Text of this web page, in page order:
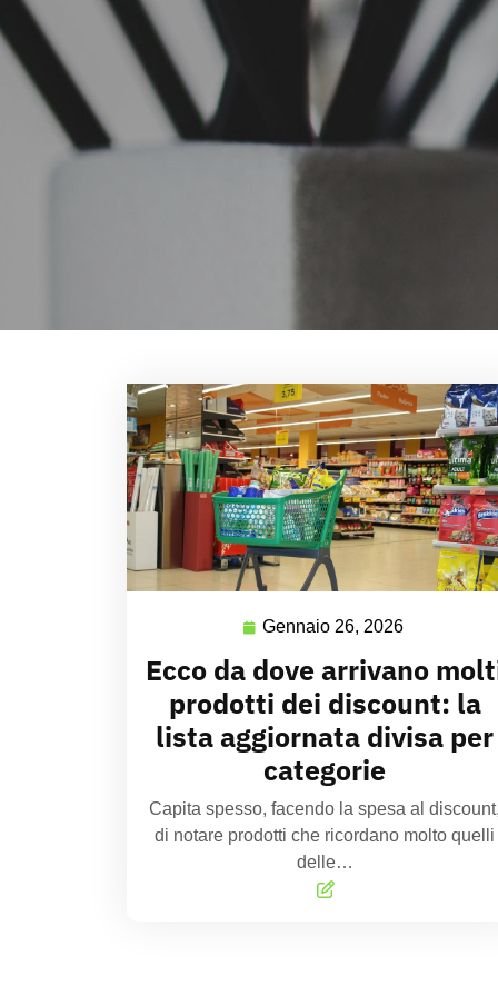
Gennaio 26, 2026
Ecco da dove arrivano
prodotti dei discount: la
lista aggiornata divisa per
categorie
Capita spesso, facendo la spesa al
di notare prodotti che ricordano molto quelli
delle…